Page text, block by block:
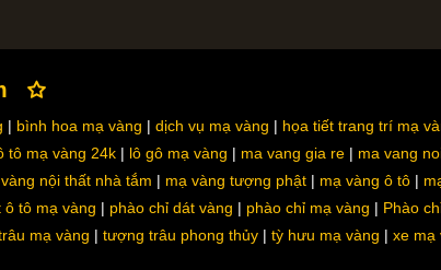
bình hoa mạ vàng dịch vụ mạ vàng họa tiết trang trí mạ
tô mạ vàng 24k lô gô mạ vàng ma vang gia re ma vang
nội thất nhà tắm mạ vàng tượng phật mạ vàng ô tô
ô tô mạ vàng phào chỉ dát vàng phào chỉ mạ vàng Phào
mạ vàng tượng trâu phong thủy tỳ hưu mạ vàng xe mạ